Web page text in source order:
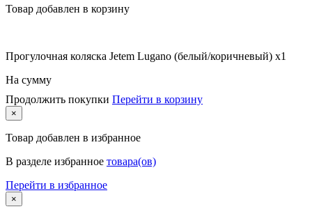
Товар добавлен в корзину
Прогулочная коляска Jetem Lugano (белый/коричневый) x1
На сумму
Продолжить покупки Перейти в корзину
×
Товар добавлен в избранное
В разделе избранное товара(ов)
Перейти в избранное
×